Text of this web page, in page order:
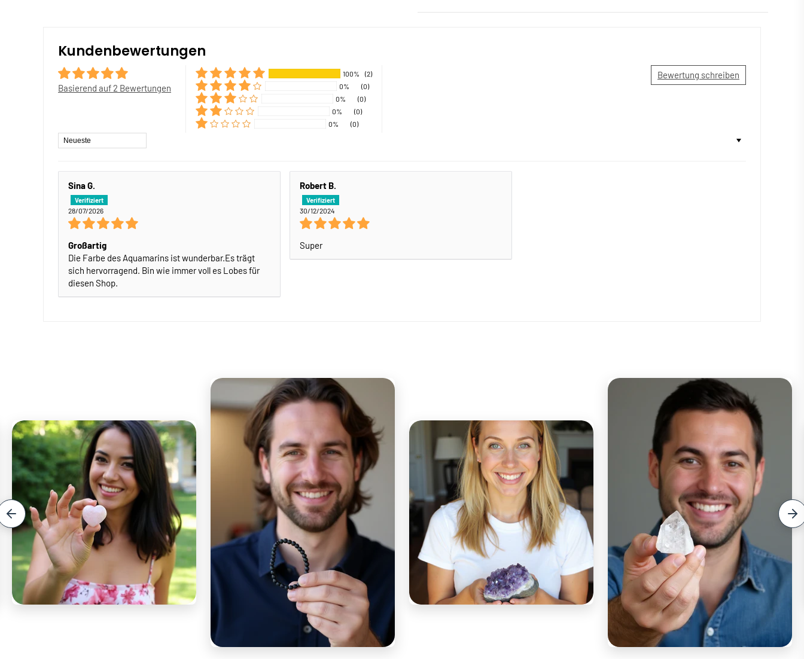
Kundenbewertungen
Basierend auf 2 Bewertungen
Bewertung schreiben
100%
(2)
0%
(0)
0%
(0)
0%
(0)
0%
(0)
Sort by
Sina G.
28/07/2026
Großartig
Die Farbe des Aquamarins ist wunderbar.Es trägt
sich hervorragend. Bin wie immer voll es Lobes für
diesen Shop.
Robert B.
30/12/2024
Super